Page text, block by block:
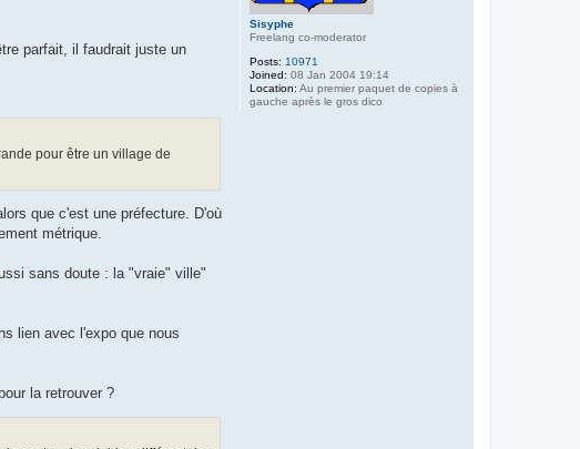
Sisyphe
Freelang co-moderator
Posts: 10971
Joined: 08 Jan 2004 19:14
Location: Au premier paquet de copies à
gauche après le gros dico
parfait, il faudrait juste un
pour être un village de
que c'est une préfecture. D'où
métrique.
sans doute : la "vraie" ville"
lien avec l'expo que nous
la retrouver ?